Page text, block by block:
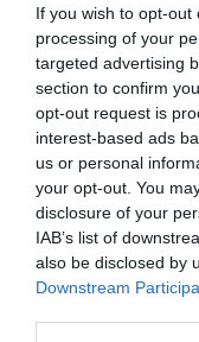
If you wish to opt-
processing of your
targeted advertising
section to confirm
opt-out request is
interest-based ads
us or personal
your opt-out. You
disclosure of your
IAB’s list of
also be disclosed by
Downstream
Redacción
Marcelo Gullo:
historia, de
desmontar la
cristiano"
por Hispanidad
Artículos anteriores
DIARIO DE LA